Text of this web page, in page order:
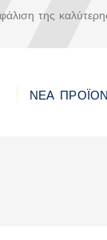
της
ΝΕΑ